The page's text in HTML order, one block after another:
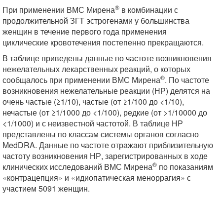
При применении ВМС Мирена® в комбинации с
продолжительной ЗГТ эстрогенами у большинства
женщин в течение первого года применения
циклические кровотечения постепенно прекращаются.
В таблице приведены данные по частоте возникновения
нежелательных лекарственных реакций, о которых
сообщалось при применении ВМС Мирена®. По частоте
возникновения нежелательные реакции (НР) делятся на
очень частые (≥1/10), частые (от ≥1/100 до <1/10),
нечастые (от ≥1/1000 до <1/100), редкие (от >1/10000 до
<1/1000) и с неизвестной частотой. В таблице НР
представлены по классам системы органов согласно
MedDRA. Данные по частоте отражают приблизительную
частоту возникновения НР, зарегистрированных в ходе
клинических исследований ВМС Мирена® по показаниям
«контрацепция» и «идиопатическая меноррагия» с
участием 5091 женщин.